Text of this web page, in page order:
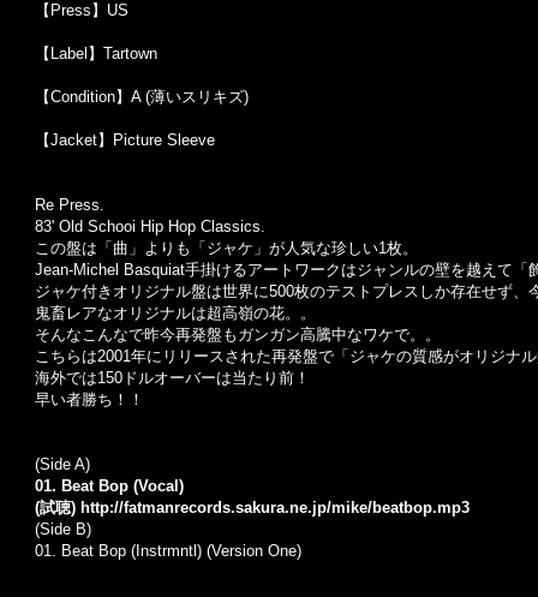
【Press】US
【Label】Tartown
【Condition】A (薄いスリキズ)
【Jacket】Picture Sleeve
Re Press.
83' Old Schooi Hip Hop Classics.
この盤は「曲」よりも「ジャケ」が人気な珍しい1枚。
Jean-Michel Basquiat手掛けるアートワークはジャンルの壁を越えて
ジャケ付きオリジナル盤は世界に500枚のテストプレスしか存在せず、
鬼畜レアなオリジナルは超高嶺の花。。
そんなこんなで昨今再発盤もガンガン高騰中なワケで。。
こちらは2001年にリリースされた再発盤で「ジャケの質感がオリジナ
海外では150 ドルオーバーは当たり前！
早い者勝ち！！
(Side A)
01. Beat Bop (Vocal)
(試聴) http://fatmanrecords.sakura.ne.jp/mike/beatbop.mp3
(Side B)
01. Beat Bop (Instrmntl) (Version One)